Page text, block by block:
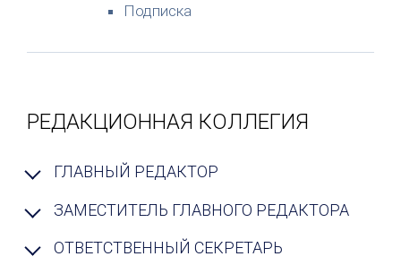
Подписка
РЕДАКЦИОННАЯ КОЛЛЕГИЯ
ГЛАВНЫЙ РЕДАКТОР
ЗАМЕСТИТЕЛЬ ГЛАВНОГО РЕДАКТОРА
ОТВЕТСТВЕННЫЙ СЕКРЕТАРЬ